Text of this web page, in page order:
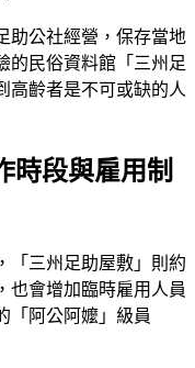
助公社經營，保存當地
的民俗資料館「三州足
高齡者是不可或缺的人
時段與雇用制
「三州足助屋敷」則約
也會增加臨時雇用人員
「阿公阿嬤」級員